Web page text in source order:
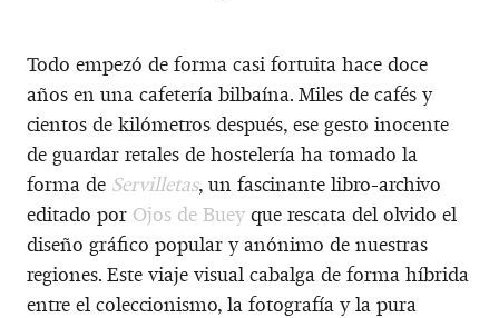
Todo empezó de forma casi fortuita hace doce
años en una cafetería bilbaína. Miles de cafés y
cientos de kilómetros después, ese gesto inocente
de guardar retales de hostelería ha tomado la
forma de Servilletas, un fascinante libro-archivo
editado por Ojos de Buey que rescata del olvido el
diseño gráfico popular y anónimo de nuestras
regiones. Este viaje visual cabalga de forma híbrida
entre el coleccionismo, la fotografía y la pura